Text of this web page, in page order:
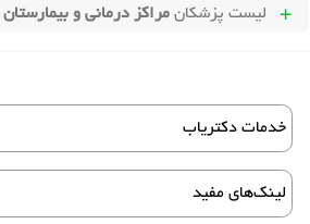
لیست پزشکان مراکز درمانی و بیمارستان
خدمات دکتریاب
لینک‌های مفید